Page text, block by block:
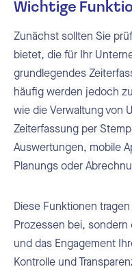
Wichtige
Zunächst sollten Sie
bietet, die für Ihr
grundlegendes
häufig werden jedoch
wie die Verwaltung von
Zeiterfassung per
Auswertungen, mobile
Planungs oder
Diese Funktionen
Prozessen bei,
und das Engagement
Kontrolle und